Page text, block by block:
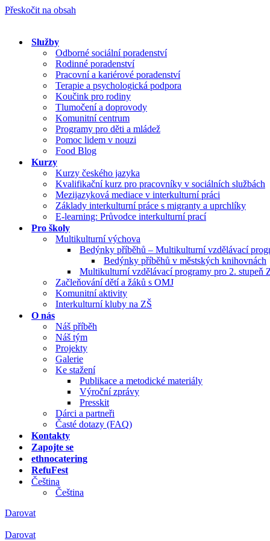
Přeskočit na obsah
Služby
Odborné sociální poradenství
Rodinné poradenství
Pracovní a kariérové poradenství
Terapie a psychologická podpora
Koučink pro rodiny
Tlumočení a doprovody
Komunitní centrum
Programy pro děti a mládež
Pomoc lidem v nouzi
Food Blog
Kurzy
Kurzy českého jazyka
Kvalifikační kurz pro pracovníky v sociálních službách
Mezijazyková mediace v interkulturní práci
Základy interkulturní práce s migranty a uprchlíky
E-learning: Průvodce interkulturní prací
Pro školy
Multikulturní výchova
Bedýnky příběhů – Multikulturní vzdělávací
Bedýnky příběhů v městských knihovnách
Multikulturní vzdělávací programy pro 2. stupeň
Začleňování dětí a žáků s OMJ
Komunitní aktivity
Interkulturní kluby na ZŠ
O nás
Náš příběh
Náš tým
Projekty
Galerie
Ke stažení
Publikace a metodické materiály
Výroční zprávy
Presskit
Dárci a partneři
Časté dotazy (FAQ)
Kontakty
Zapojte se
ethnocatering
RefuFest
Čeština
Čeština
Darovat
Darovat